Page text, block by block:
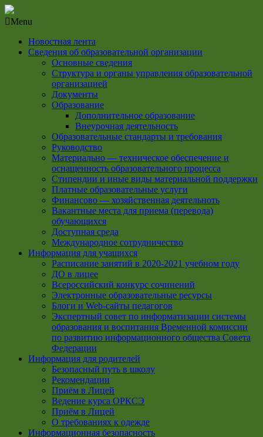
Menu
Новостная лента
Сведения об образовательной организации
Основные сведения
Структура и органы управления образовательной
организацией
Документы
Образование
Дополнительное образование
Внеурочная деятельность
Образовательные стандарты и требования
Руководство
Материально — техническое обеспечение и
оснащенность образовательного процесса
Стипендии и иные виды материальной поддержки
Платные образовательные услуги
Финансово — хозяйственная деятельноть
Вакантные места для приема (перевода)
обучающихся
Доступная среда
Международное сотрудничество
Информация для учащихся
Расписание занятий в 2020-2021 учебном году
ДО в лицее
Всероссийский конкурс сочинений
Электронные образовательные ресурсы
Блоги и Web-сайты педагогов
Экспертный совет по информатизации системы
образования и воспитания Временной комиссии
по развитию информационного общества Совета
Федерации
Информация для родителей
Безопасный путь в школу
Рекомендации
Приём в Лицей
Ведение курса ОРКСЭ
Приём в Лицей
О требованиях к одежде
Информационная безопасность